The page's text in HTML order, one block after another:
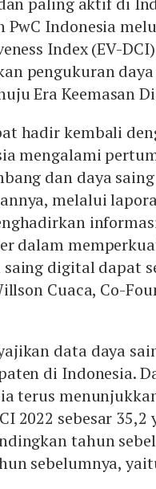
PwC Indonesia
Index (EV-
pengukuran
Era Keemasan
hadir kembali
mengalami
dan daya
melalui
dalam
digital dapat
Cuaca, Co-
data daya
di Indonesia.
terus
2022 sebesar
tahun
sebelumnya,